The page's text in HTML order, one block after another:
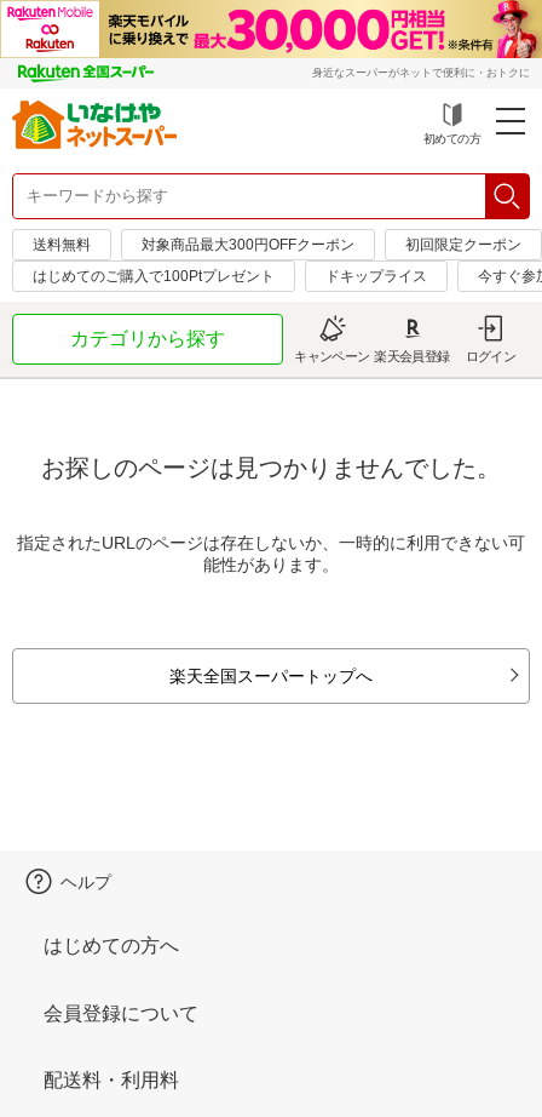
身近なスーパーがネットで便利に・おトクに
初めての方
送料無料 対象商品最大300円OFFクーポン
初回限定クーポン
はじめてのご購入で100Ptプレゼント
ドキップライス 今すぐ参
カテゴリから探す
キャンペーン 楽天会員登録 ログイン
お探しのページは見つかりませんでした。
指定されたURLのページは存在しないか、一時的に利用できない可
能性があります。
楽天全国スーパートップへ
ヘルプ
はじめての方へ
会員登録について
配送料・利用料